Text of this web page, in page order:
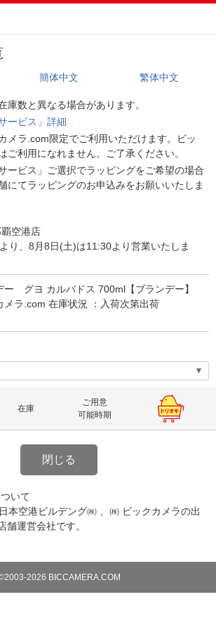
簡体中文 繁体中文
数と異なる場合があります。
ービス」詳細
メラ.com限定でご利用いただけます。ビッ
ご利用になれません。ご了承ください。
ービス」ご選択でラッピングをご希望の場合
にてラッピングのお申込みをお願いいたしま
空港店
り、8月8日(土)は11:30より営業いたしま
ー グヨ カルバドス 700ml【ブランデー】
メラ.com 在庫状況 ： 入荷次第出荷
在庫
ご用意
可能時期
閉じる
いて
本空港ビルデング㈱ 、㈱ ビックカメラの出
舗運営会社です。
2026 BICCAMERA.COM